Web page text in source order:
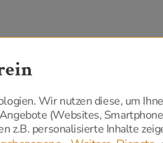
Wir nutzen diese, um
(Websites,
z.B. personalisierte Inhalte